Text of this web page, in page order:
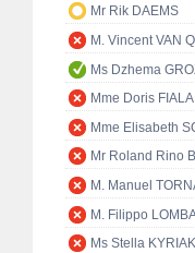
Mr Rik DAEMS
M. Vincent VAN
Ms Dzhema
Mme Doris FIALA
Mme Elisabeth
Mr Roland Rino
M. Manuel
M. Filippo
Ms Stella